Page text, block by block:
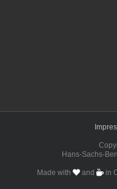
Hans-Sachs-
Made with and in